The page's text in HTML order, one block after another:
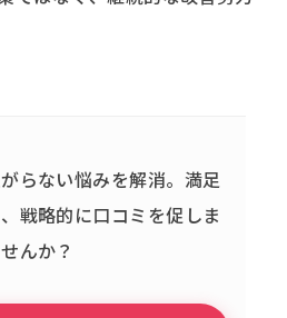
らない悩みを解消。 満足
戦略的に口コミを促しま
せんか？